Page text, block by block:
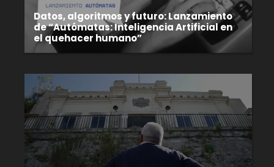
Datos, algoritmos y futuro: Lanzamiento
de “Autómatas: Inteligencia Artificial en
el quehacer humano”